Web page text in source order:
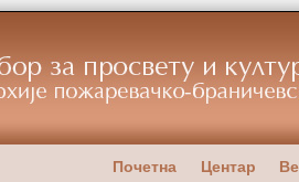
Почетна Центар